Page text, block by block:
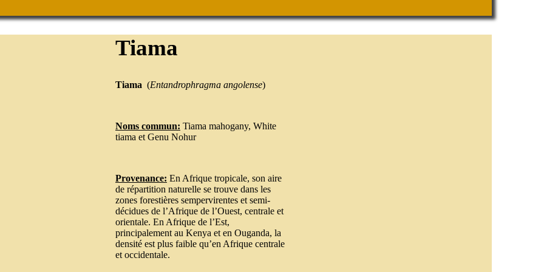
Tiama
Tiama (Entandrophragma angolense)
Noms commun: Tiama mahogany, White
tiama et Genu Nohur
Provenance: En Afrique tropicale, son aire
de répartition naturelle se trouve dans les
zones forestières sempervirentes et semi-
décidues de l’Afrique de l’Ouest, centrale et
orientale. En Afrique de l’Est,
principalement au Kenya et en Ouganda, la
densité est plus faible qu’en Afrique centrale
et occidentale.